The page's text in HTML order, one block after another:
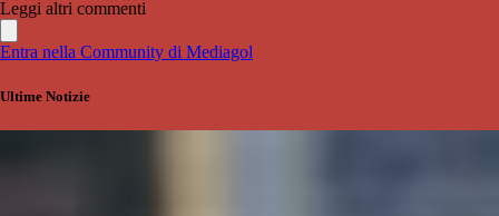
Leggi altri commenti
Entra nella Community di Mediagol
Ultime Notizie